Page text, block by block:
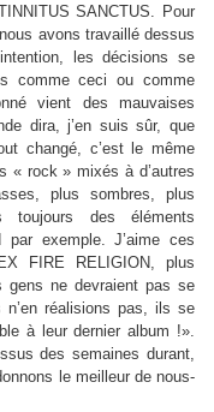
SANCTUS. Pour
avons travaillé dessus
les décisions se
comme ceci ou comme
vient des mauvaises
dira, j’en suis sûr, que
changé, c’est le même
« rock » mixés à d’autres
plus sombres, plus
toujours des éléments
par exemple. J’aime ces
FIRE RELIGION, plus
gens ne devraient pas se
réalisions pas, ils se
à leur dernier album !».
des semaines durant,
le meilleur de nous-